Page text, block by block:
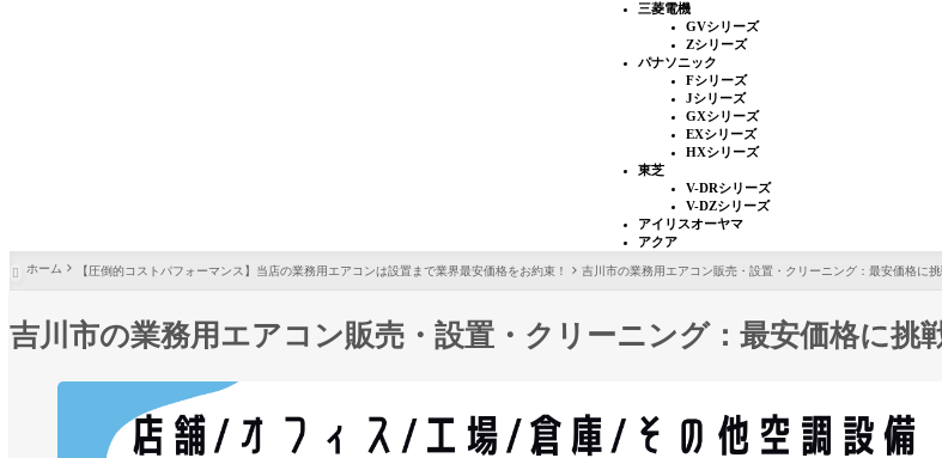
三菱電機
GVシリーズ
Zシリーズ
パナソニック
Fシリーズ
Jシリーズ
GXシリーズ
EXシリーズ
HXシリーズ
東芝
V-DRシリーズ
V-DZシリーズ
アイリスオーヤマ
アクア
 ホーム 【圧倒的コストパフォーマンス】当店の業務用エアコンは設置まで業界最安価格をお約束！ 吉川市の業務用エアコン販売・設置・クリーニング：最安価格に挑
吉川市の業務用エアコン販売・設置・クリーニング：最安価格に挑